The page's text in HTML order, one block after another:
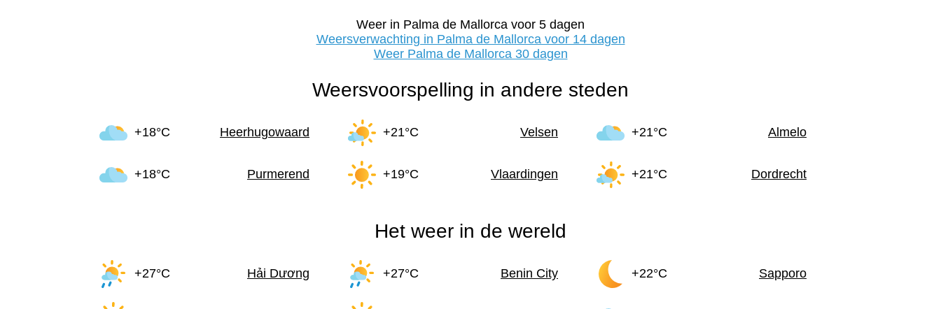
Weer in Palma de Mallorca voor 5 dagen
Weersverwachting in Palma de Mallorca voor 14 dagen
Weer Palma de Mallorca 30 dagen
Weersvoorspelling in andere steden
+18°C Heerhugowaard +21°C Velsen +21°C Almelo
+18°C Purmerend +19°C Vlaardingen +21°C Dordrecht
Het weer in de wereld
+27°C Hải Dương +27°C Benin City +22°C Sapporo